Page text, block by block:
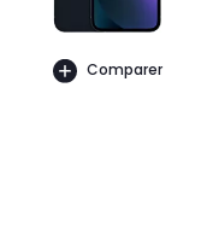
Comparer